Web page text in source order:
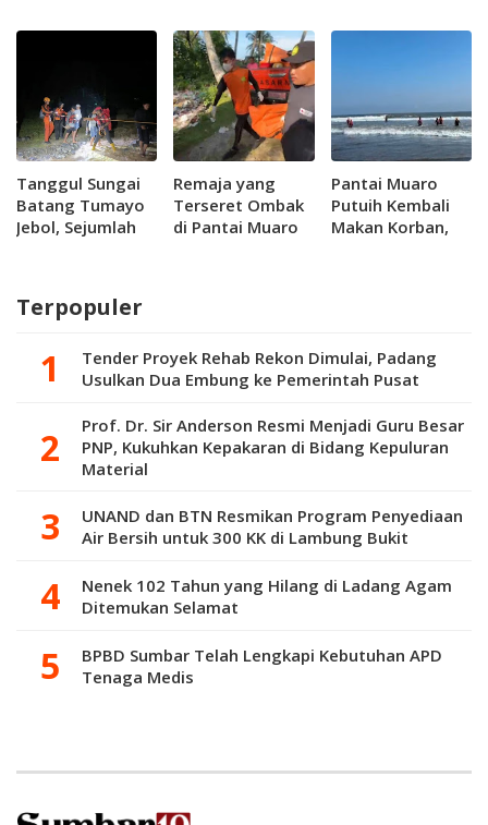
Selamat
Embung ke
Pemerintah
Pusat
di Evakuasi
Tanggul Sungai
Batang Tumayo
Jebol, Sejumlah
Remaja yang
Terseret Ombak
di Pantai Muaro
Pantai Muaro
Putuih Kembali
Makan Korban,
Terpopuler
Tender Proyek Rehab Rekon Dimulai, Padang
Usulkan Dua Embung ke Pemerintah Pusat
Prof. Dr. Sir Anderson Resmi Menjadi Guru Besar
PNP, Kukuhkan Kepakaran di Bidang Kepuluran
Material
UNAND dan BTN Resmikan Program Penyediaan
Air Bersih untuk 300 KK di Lambung Bukit
Nenek 102 Tahun yang Hilang di Ladang Agam
Ditemukan Selamat
BPBD Sumbar Telah Lengkapi Kebutuhan APD
Tenaga Medis